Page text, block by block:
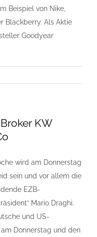
Beispiel von Nike,
Blackberry. Als Aktie
Goodyear
KW
wird am Donnerstag
sein und vor allem die
EZB-
Mario Draghi.
und US-
Donnerstag und den